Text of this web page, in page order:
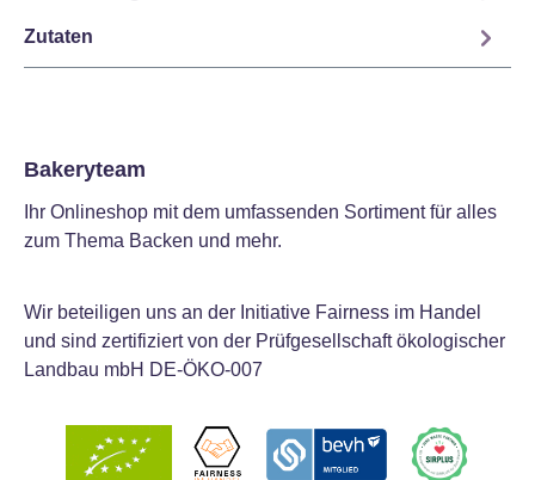
Zutaten
Bakeryteam
Ihr Onlineshop mit dem umfassenden Sortiment für alles
zum Thema Backen und mehr.
Wir beteiligen uns an der Initiative Fairness im Handel
und sind zertifiziert von der Prüfgesellschaft ökologischer
Landbau mbH DE-ÖKO-007